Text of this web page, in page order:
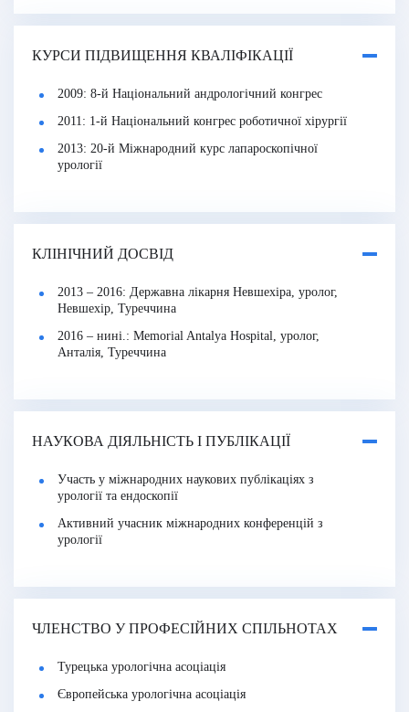
КУРСИ ПІДВИЩЕННЯ КВАЛІФІКАЦІЇ
2009: 8-й Національний андрологічний конгрес
2011: 1-й Національний конгрес роботичної хірургії
2013: 20-й Міжнародний курс лапароскопічної
урології
КЛІНІЧНИЙ ДОСВІД
2013 – 2016: Державна лікарня Невшехіра, уролог,
Невшехір, Туреччина
2016 – нині.: Memorial Antalya Hospital, уролог,
Анталія, Туреччина
НАУКОВА ДІЯЛЬНІСТЬ І ПУБЛІКАЦІЇ
Участь у міжнародних наукових публікаціях з
урології та ендоскопії
Активний учасник міжнародних конференцій з
урології
ЧЛЕНСТВО У ПРОФЕСІЙНИХ СПІЛЬНОТАХ
Турецька урологічна асоціація
Європейська урологічна асоціація